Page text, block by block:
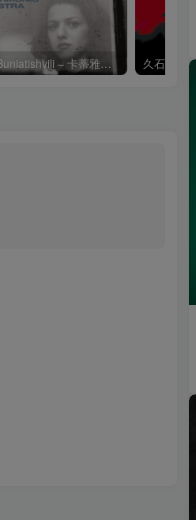
Khatia Buniatishvili – 卡蒂雅拉赫玛尼诺夫：第二、三钢琴协奏曲